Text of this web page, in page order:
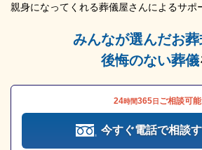
親身になってくれる葬儀屋さんによるサポ
みんなが選んだお葬
後悔のない葬儀
24時間365日 ご相談可能
今すぐ電話で相談